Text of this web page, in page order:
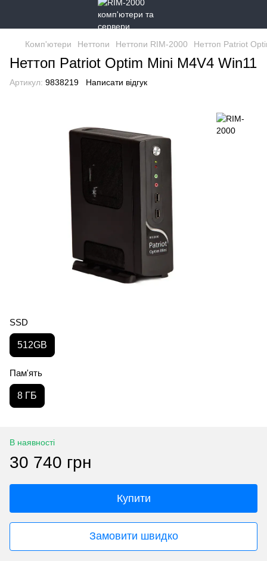
Комп'ютери Неттопи Неттопи RIM-2000 Неттоп Patriot
Неттоп Patriot Optim Mini M4V4 Win11
Артикул: 9838219 Написати відгук
SSD
512GB
Пам'ять
8 ГБ
В наявності
30 740 грн
Купити
Замовити швидко